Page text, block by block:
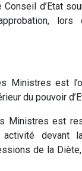
d’Etat
lors
Ministres est
du pouvoir
Ministres est
devant
de la